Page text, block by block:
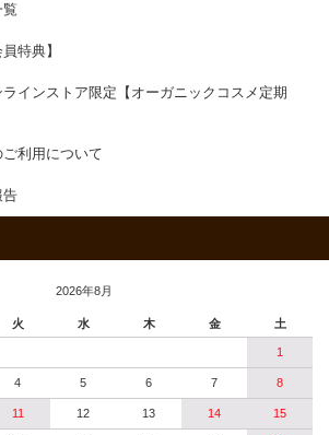
特典】
インストア限定【オーガニックコスメ定期
利用について
告
2026年8月
火 水 木 金 土
1
4 5 6 7 8
11 12 13 14 15